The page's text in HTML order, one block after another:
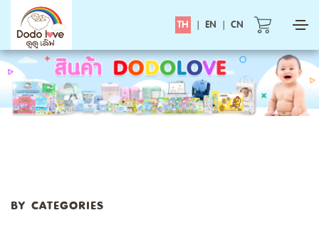
TH | EN | CN
BY CATEGORIES